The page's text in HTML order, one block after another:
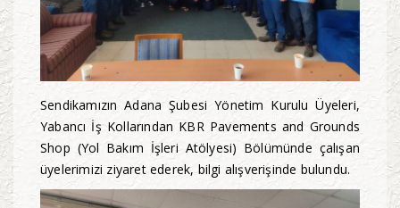
Sendikamızın Adana Şubesi Yönetim Kurulu Üyeleri,
Yabancı İş Kollarından KBR Pavements and Grounds
Shop (Yol Bakım İşleri Atölyesi) Bölümünde çalışan
üyelerimizi ziyaret ederek, bilgi alışverişinde bulundu.